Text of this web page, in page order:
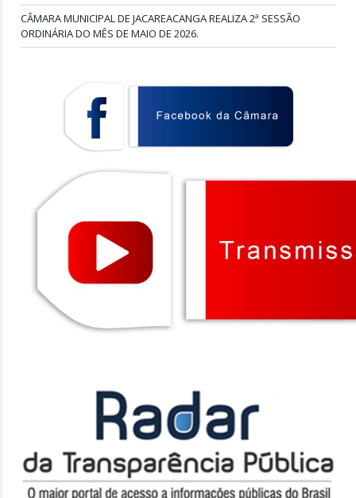
CÂMARA MUNICIPAL DE JACAREACANGA REALIZA 2ª SESSÃO
ORDINÁRIA DO MÊS DE MAIO DE 2026.